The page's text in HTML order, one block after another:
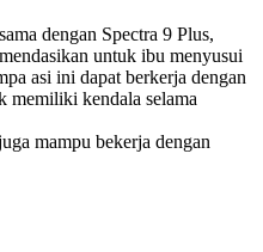
dengan Spectra 9 Plus,
untuk ibu menyusui
asi ini dapat berkerja dengan
memiliki kendala selama
mampu bekerja dengan